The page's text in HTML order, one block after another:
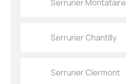
Serrurier Montataire
Serrurier Chantilly
Serrurier Clermont